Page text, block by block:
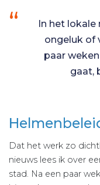
In het lokale
ongeluk of
paar
gaat,
Dat het werk zo
nieuws lees ik over
stad. Na een paar